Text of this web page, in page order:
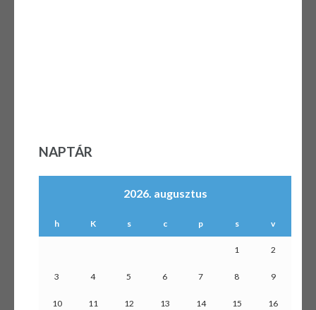
NAPTÁR
2026. augusztus
h K s c p s v
1 2
3 4 5 6 7 8 9
10 11 12 13 14 15 16